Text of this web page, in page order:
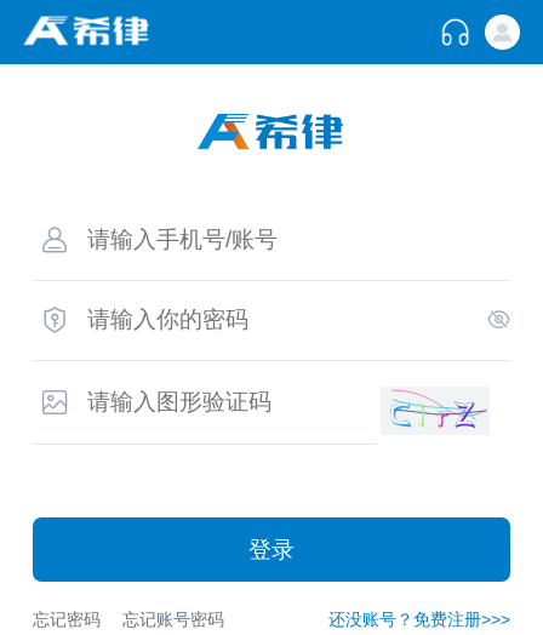
登录
忘记密码 忘记账号密码 还没账号？免费注册>>>